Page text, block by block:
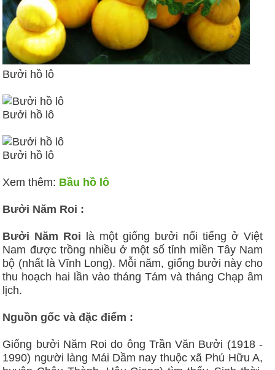
Bưởi hồ lô
Bưởi hồ lô
Bưởi hồ lô
Xem thêm: Bầu hồ lô
Bưởi Năm Roi :
Bưởi Năm Roi là một giống bưởi nổi tiếng ở Việt
Nam được trồng nhiều ở một số tỉnh miền Tây Nam
bộ (nhất là Vĩnh Long). Mỗi năm, giống bưởi này cho
thu hoạch hai lần vào tháng Tám và tháng Chạp âm
lịch.
Nguồn gốc và đặc điểm :
Giống bưởi Năm Roi do ông Trần Văn Bưởi (1918 -
1990) người làng Mái Dầm nay thuộc xã Phú Hữu A,